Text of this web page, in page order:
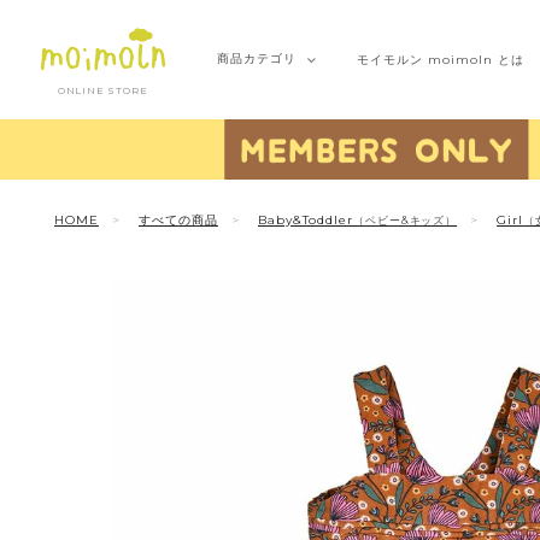
ONLINE STORE
商品カテゴリ モイモルン moimoln とは
HOME すべての商品 Baby&Toddler （ベビー&キッズ） Girl